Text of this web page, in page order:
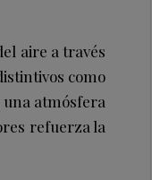
aire a través
como
atmósfera
refuerza la